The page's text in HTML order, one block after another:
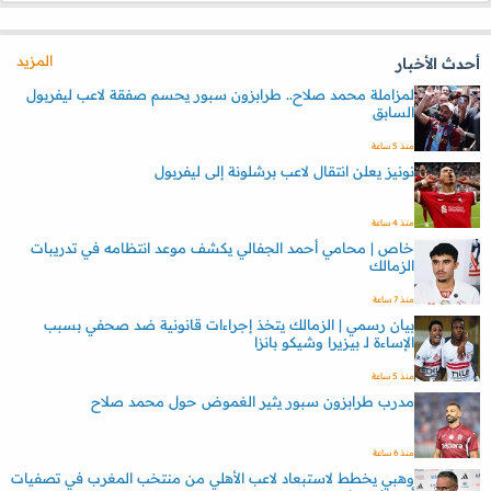
أحدث الأخبار
المزيد
لمزاملة محمد صلاح.. طرابزون سبور يحسم صفقة لاعب ليفربول
السابق
منذ 5 ساعة
نونيز يعلن انتقال لاعب برشلونة إلى ليفربول
منذ 4 ساعة
خاص | محامي أحمد الجفالي يكشف موعد انتظامه في تدريبات
الزمالك
منذ 7 ساعة
بيان رسمي | الزمالك يتخذ إجراءات قانونية ضد صحفي بسبب
الإساءة لـ بيزيرا وشيكو بانزا
منذ 5 ساعة
مدرب طرابزون سبور يثير الغموض حول محمد صلاح
منذ 6 ساعة
وهبي يخطط لاستبعاد لاعب الأهلي من منتخب المغرب في تصفيات